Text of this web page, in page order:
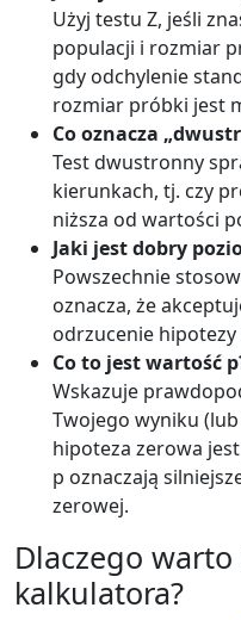
Użyj testu Z, jeśli
populacji i rozmiar
gdy odchylenie
rozmiar próbki jest
Co oznacza
Test dwustronny
kierunkach, tj. czy
niższa od wartości
Jaki jest dobry
Powszechnie
oznacza, że
odrzucenie hipotezy
Co to jest wartość
Wskazuje
Twojego wyniku
hipoteza zerowa
p oznaczają
zerowej.
Dlaczego
kalkulatora?